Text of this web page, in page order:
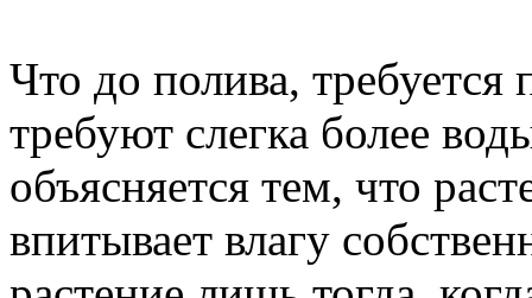
Что до полива,
требуют слегка более
объясняется тем, что
впитывает влагу